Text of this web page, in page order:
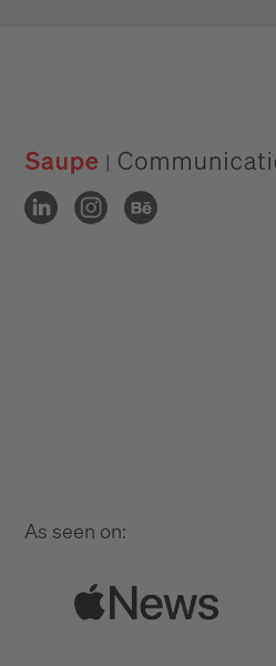
As seen on: